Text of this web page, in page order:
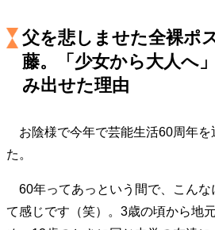
父を悲しませた全裸ポ
藤。「少女から大人へ
み出せた理由
お陰様で今年で芸能生活60周年を
た。
60年ってあっという間で、こんな
て感じです（笑）。3歳の頃から地